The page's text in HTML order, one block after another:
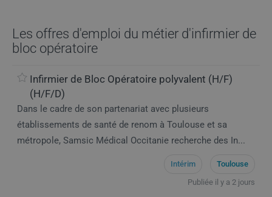
Les offres d'emploi du métier d'infirmier de
bloc opératoire
Infirmier de Bloc Opératoire polyvalent (H/F)
(H/F/D)
Dans le cadre de son partenariat avec plusieurs
établissements de santé de renom à Toulouse et sa
métropole, Samsic Médical Occitanie recherche des In...
Intérim
Toulouse
Publiée il y a 2 jours